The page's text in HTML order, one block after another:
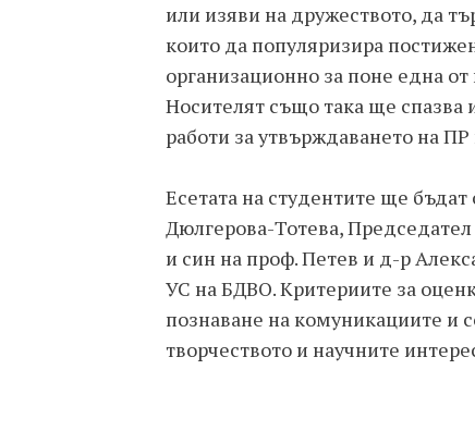
или изяви на дружеството, да
които да популяризира
организационно за поне една
Носителят също така ще
работи за утвърждаването на
Есетата на студентите ще
Дюлгерова-Тотева,
и син на проф. Петев и д-р
УС на БДВО. Критериите за
познаване на комуникациите и
творчеството и научните